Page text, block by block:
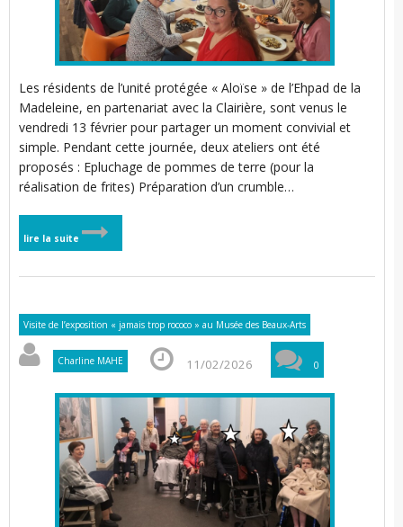
Les résidents de l’unité protégée « Aloïse » de l’Ehpad de la
Madeleine, en partenariat avec la Clairière, sont venus le
vendredi 13 février pour partager un moment convivial et
simple. Pendant cette journée, deux ateliers ont été
proposés : Epluchage de pommes de terre (pour la
réalisation de frites) Préparation d’un crumble…
lire la suite
Visite de l’exposition « jamais trop rococo » au Musée des Beaux-Arts
Charline MAHE 11/02/2026 0